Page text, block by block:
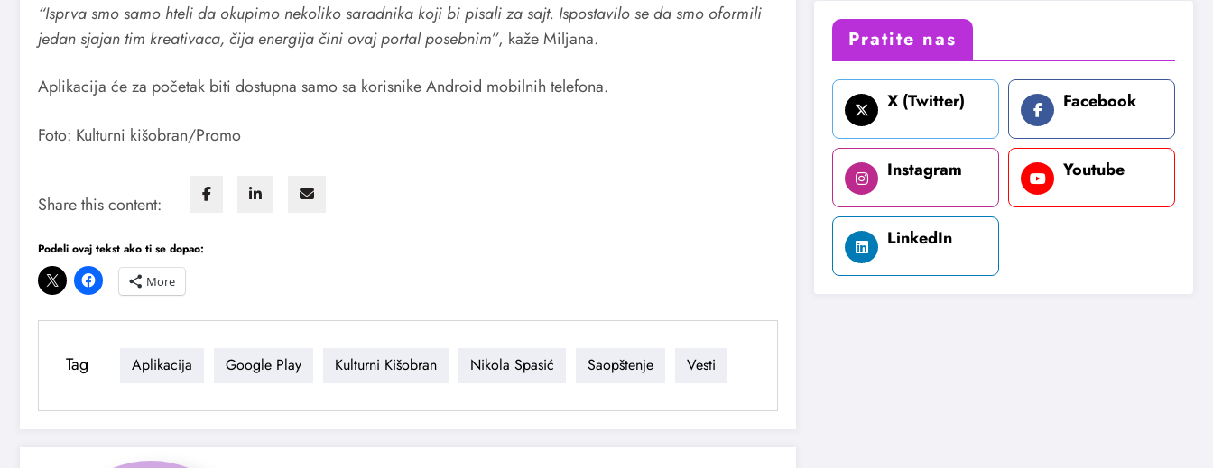
“Isprva smo samo hteli da okupimo nekoliko saradnika koji bi pisali za sajt. Ispostavilo se da smo oformili
jedan sjajan tim kreativaca, čija energija čini ovaj portal posebnim”, kaže Miljana.
Aplikacija će za početak biti dostupna samo sa korisnike Android mobilnih telefona.
Foto: Kulturni kišobran/Promo
Share this content:
Podeli ovaj tekst ako ti se dopao:
More
Tag Aplikacija Google Play Kulturni Kišobran Nikola Spasić Saopštenje Vesti
Pratite nas
X (Twitter) Facebook
Instagram Youtube
LinkedIn